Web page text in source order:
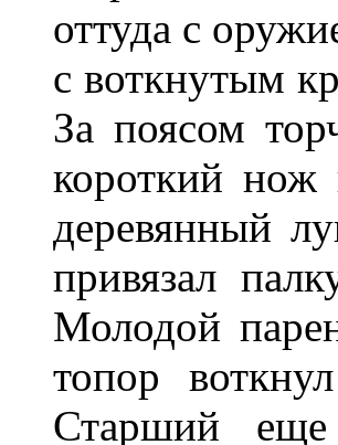
оттуда с
с воткнутым
За поясом
короткий нож
деревянный
привязал
Молодой
топор
Старший еще